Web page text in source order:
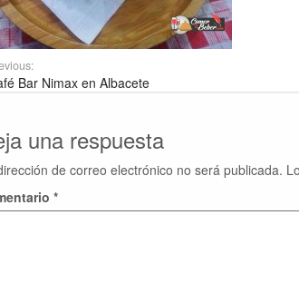
Bar Nimax en Albacete
una respuesta
de correo electrónico no será publicada.
*